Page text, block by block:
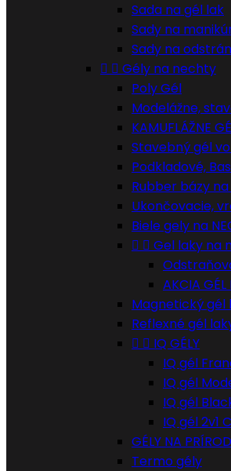
Sada na gél lak
Sady na
Sady na
  Gély na nechty
Poly Gél
Modelážne,
KAMUFLÁŽNE
Stavebný gél
Podkladové,
Rubber bázy
Ukončovacie,
Biele gely na
  Gel laky na
AKCIA GÉL
Magnetický gél
Reflexné gél
  IQ GÉLY
IQ gél
IQ gél
IQ gél
IQ gél 2v1
GÉLY NA
Termo gély